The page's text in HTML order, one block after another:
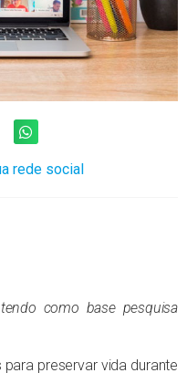
rede social
como base pesquisa
preservar vida durante